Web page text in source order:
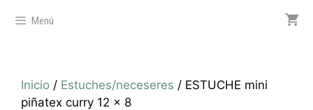
Menú
Inicio / Estuches/neceseres / ESTUCHE mini
piñatex curry 12 x 8